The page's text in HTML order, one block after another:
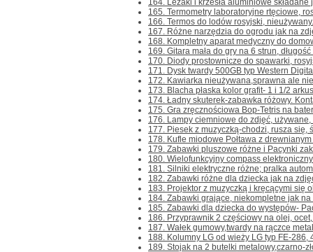
164. Leżaki i krzesła aluminiowe
165. Termometry laboratoryjne rtęciowe,
166. Termos do lodów rosyjski,
167. Różne narzędzia do ogrodu jak na
168. Kompletny aparat medyczny do
169. Gitara mała do gry na 6 strun,
170. Diody prostownicze do spawarki,
171. Dysk twardy 500GB typ Western
172. Kawiarka nieużywana,sprawna ale
173. Blacha płaska kolor grafit- 1 i 1/2
174. Ładny skuterek-zabawka różowy.
175. Gra zręcznościowa Bop-Tetris na
176. Lampy ciemniowe do zdjęć,
177. Piesek z muzyczką-chodzi, rusza się,
178. Kufle miodowe Połtawa z
179. Zabawki pluszowe różne i Pacynki
180. Wielofunkcyjny compass
181. Silniki elektryczne różne; pralka
182. Zabawki różne dla dziecka jak na
183. Projektor z muzyczką i kręcącymi się
184. Zabawki grające, niekompletne jak
185. Zabawki dla dziecka do występów-
186. Przyprawnik 2 częściowy na olej,
187. Wałek gumowy,twardy na rączce
188. Kolumny LG od wieży LG typ FE-286,
189. Stojak na 2 butelki metalowy,czarno-